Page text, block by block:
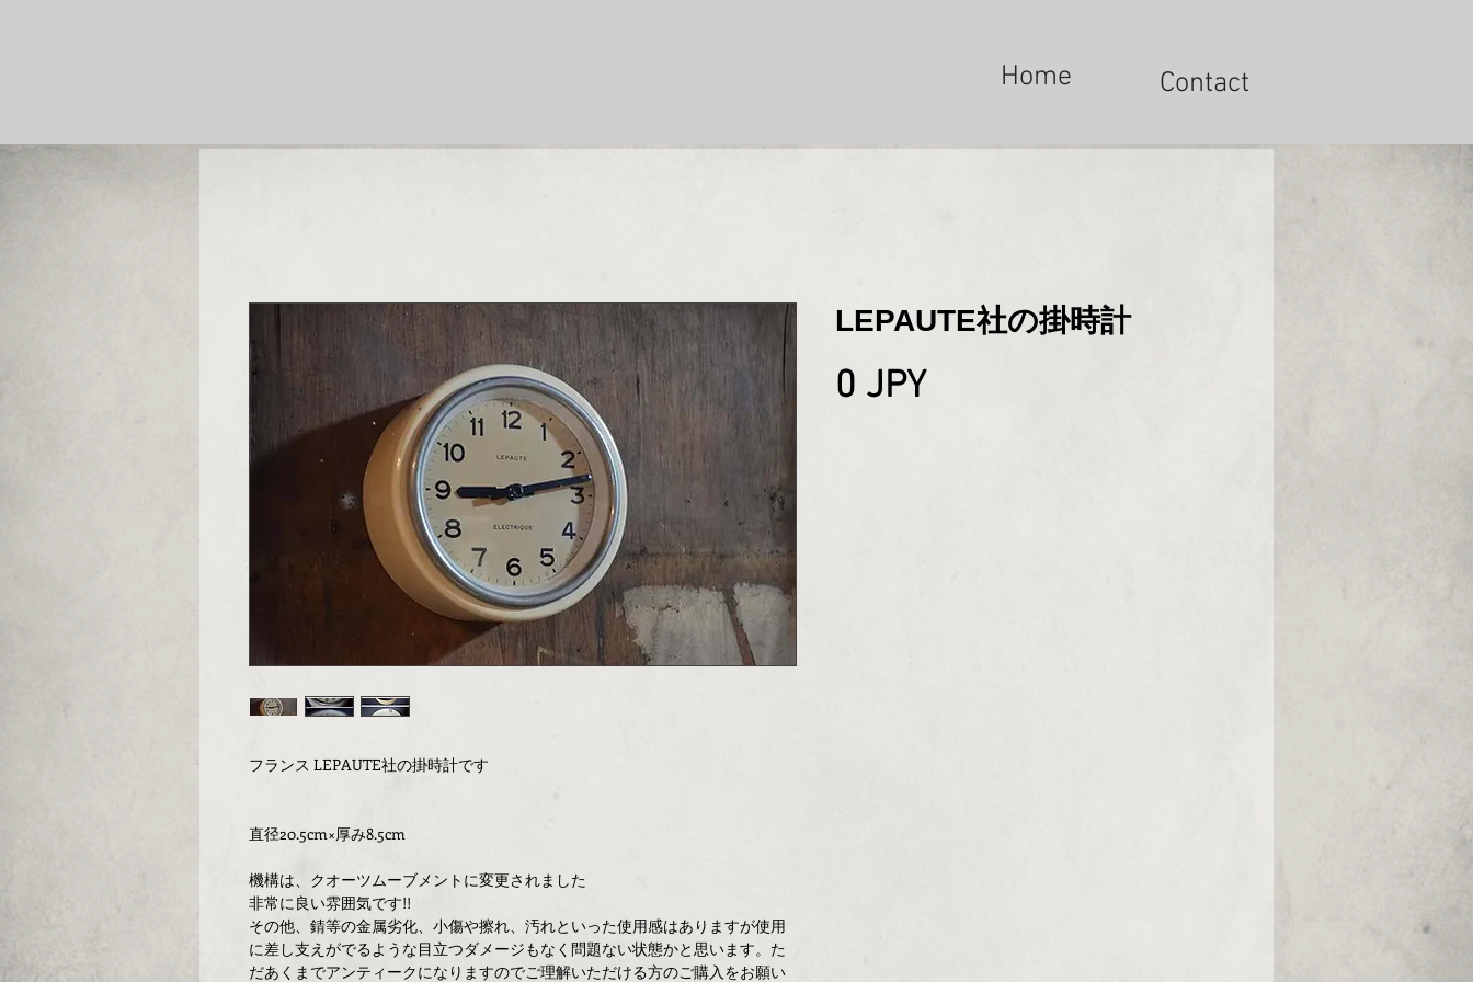
Home Contact
フランス LEPAUTE社の掛時計です
直径20.5cm×厚み8.5cm
機構は、クオーツムーブメントに変更されました
非常に良い雰囲気です!!
その他、錆等の金属劣化、小傷や擦れ、汚れといった使用感はありますが使用
に差し支えがでるような目立つダメージもなく問題ない状態かと思います。た
だあくまでアンティークになりますのでご理解いただける方のご購入をお願い
LEPAUTE社の掛時計
0 JPYPrix